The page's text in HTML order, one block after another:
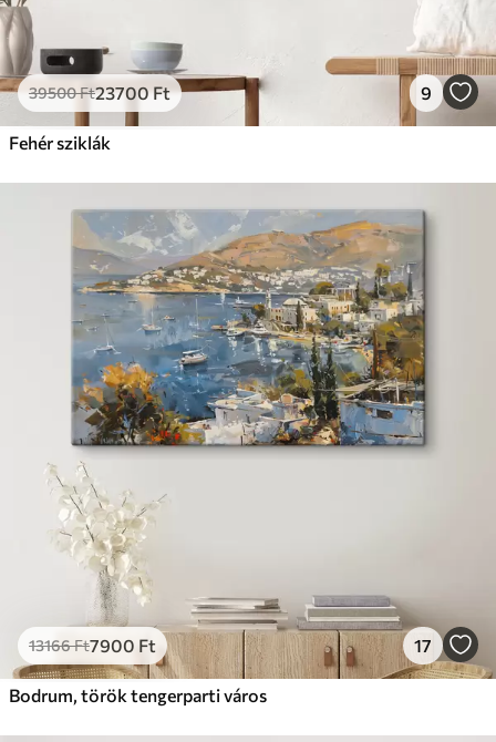
39500Ft23700Ft 9
Fehér sziklák
13166Ft7900 Ft 17
Bodrum, török tengerparti város